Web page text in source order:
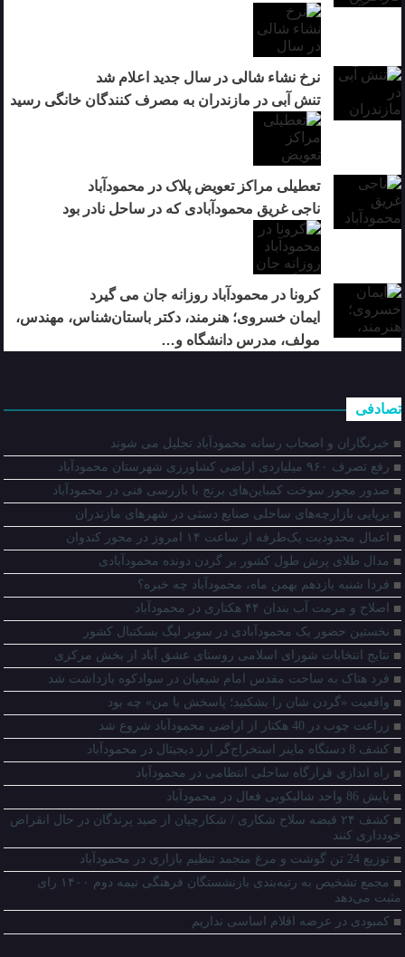
نرخ نشاء شالی در سال جدید اعلام شد
تنش آبی در مازندران به مصرف كنندگان خانگی رسيد
تعطیلی مراکز تعویض پلاک در محمودآباد
ناجی غریق محمودآبادی که در ساحل نادر بود
کرونا در محمودآباد روزانه جان می گیرد
ایمان خسروی؛ هنرمند، دکتر باستان‌شناس، مهندس،
مولف، مدرس دانشگاه و…
تصادفی
خبرنگاران و اصحاب رسانه محمودآباد تجلیل می شوند
رفع تصرف ۹۶۰ میلیاردی اراضی کشاورزی شهرستان محمودآباد
صدور مجوز سوخت کمباین‌های برنج با بازرسی فنی در محمودآباد
برپایی بازارچه‌های ساحلی صنایع دستی در شهرهای مازندران
اعمال محدودیت یک‌طرفه از ساعت ۱۴ امروز در محور کندوان
مدال طلای پرش طول کشور بر گردن دونده محمودآبادی
فردا شنبه یازدهم بهمن ماه، محمودآباد چه خبره؟
اصلاح و مرمت آب بندان ۴۴ هکتاری در محمودآباد
نخستین حضور یک محمودآبادی در سوپر لیگ بسکتبال کشور
نتایج انتخابات شورای اسلامی روستای عشق آباد از بخش مرکزی
فرد هتاک به ساحت مقدس امام شیعیان در سوادکوه بازداشت شد
واقعیت «گردن شان را بشکنید؛ پاسخش با من» چه بود
زراعت چوب در 40 هکتار از اراضی محمودآباد شروع شد
کشف 8 دستگاه ماينر استخراج‌گر ارز ديجيتال در محمودآباد
راه اندازی قرارگاه ساحلی انتظامی در محمودآباد
پایش 86 واحد شالیکوبی فعال در محمودآباد
کشف ۲۴ قبضه سلاح شکاری / شکارچیان از صید پرندگان در حال انقراض
خودداری کنند
توزیع 24 تن گوشت و مرغ منجمد تنظیم بازاری در محمودآباد
مجمع تشخیص به رتبه‌بندی بازنشستگان فرهنگی نیمه دوم ۱۴۰۰ رای
مثبت می‌دهد
کمبودی در عرضه اقلام اساسی نداریم